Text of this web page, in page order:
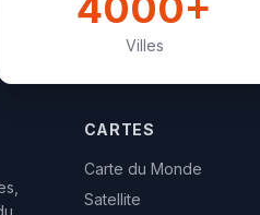
Villes
CARTES
Carte du Monde
Satellite